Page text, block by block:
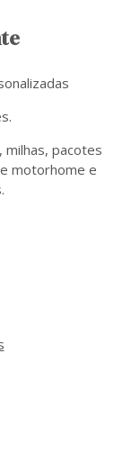
milhas, pacotes
motorhome e